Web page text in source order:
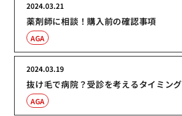
薬剤師に相談！購入前の確認事項
2024.03.21
AGA
抜け毛で病院？受診を考えるタイミング
2024.03.19
AGA